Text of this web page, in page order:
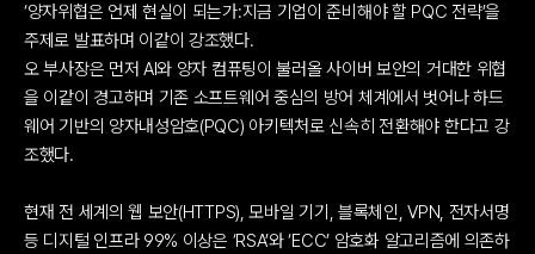
‘양자위협은 언제 현실이 되는가:지금 기업이 준비해야 할 PQC 전략’을
주제로 발표하며 이같이 강조했다.
오 부사장은 먼저 AI와 양자 컴퓨팅이 불러올 사이버 보안의 거대한 위협
을 이같이 경고하며 기존 소프트웨어 중심의 방어 체계에서 벗어나 하드
웨어 기반의 양자내성암호(PQC) 아키텍처로 신속히 전환해야 한다고 강
조했다.
현재 전 세계의 웹 보안(HTTPS), 모바일 기기, 블록체인, VPN, 전자서명
등 디지털 인프라 99% 이상은 ‘RSA’와 ‘ECC’ 암호화 알고리즘에 의존하